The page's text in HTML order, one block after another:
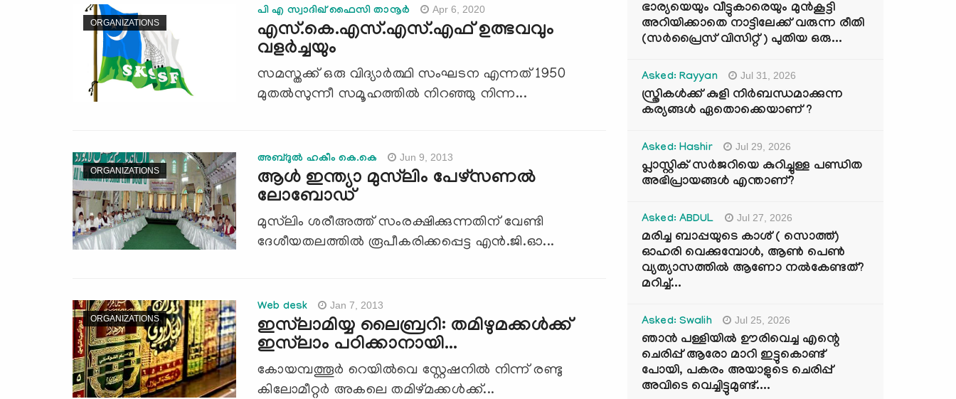
ORGANIZATIONS
പി എ സ്വാദിഖ് ഫൈസി താനൂര്‍ Apr 6, 2020
എസ്.കെ.എസ്.എസ്.എഫ് ഉത്ഭവവും
വളര്‍ച്ചയും
സമസ്തക്ക് ഒരു വിദ്യാര്‍ത്ഥി സംഘടന എന്നത് 1950
മുതല്‍സുന്നീ സമൂഹത്തില്‍ നിറഞ്ഞു നിന്ന...
ORGANIZATIONS
അബ്ദുല്‍ ഹകീം കെ.കെ Jun 9, 2013
ആള്‍ ഇന്ത്യാ മുസ്‌ലിം പേഴ്സണല്‍
ലോബോഡ്
മുസ്‌ലിം ശരീഅത്ത് സംരക്ഷിക്കുന്നതിന് വേണ്ടി
ദേശീയതലത്തില്‍ രൂപീകരിക്കപ്പെട്ട എന്‍.ജി.ഓ...
ORGANIZATIONS
Web desk Jan 7, 2013
ഇസ്‌ലാമിയ്യ ലൈബ്രറി: തമിഴുമക്കള്‍ക്ക്
ഇസ്‌ലാം പഠിക്കാനായി...
കോയമ്പത്തൂര്‍ റെയില്‍വെ സ്റ്റേഷനില്‍ നിന്ന് രണ്ടു
കിലോമീറ്റര്‍ ‍അകലെ തമിഴ്മക്കള്‍ക്ക്...
ഭാര്യയെയും വീട്ടുകാരെയും മുൻകൂട്ടി
അറിയിക്കാതെ നാട്ടിലേക്ക് വരുന്ന രീതി
(സർപ്രൈസ് വിസിറ്റ് ) പുതിയ ഒരു...
Asked: Rayyan Jul 31, 2026
സ്ത്രികൾക്ക് കുളി നിർബന്ധമാക്കുന്ന
കര്യങ്ങൾ ഏതൊക്കെയാണ് ?
Asked: Hashir Jul 29, 2026
പ്ലാസ്റ്റിക് സർജറിയെ കുറിച്ചുള്ള പണ്ഡിത
അഭിപ്രായങ്ങൾ എന്താണ്?
Asked: ABDUL Jul 27, 2026
മരിച്ച ബാപ്പയുടെ കാശ് ( സൊത്ത്)
ഓഹരി വെക്കുമ്പോൾ, ആണ്‍ പെണ്‍
വ്യത്യാസത്തില്‍ ആണോ നല്‍കേണ്ടത്?
മറിച്ച്...
Asked: Swalih Jul 25, 2026
ഞാൻ പള്ളിയിൽ ഊരിവെച്ച എന്റെ
ചെരിപ്പ് ആരോ മാറി ഇട്ടുകൊണ്ട്
പോയി, പകരം അയാളുടെ ചെരിപ്പ്
അവിടെ വെച്ചിട്ടുമുണ്ട്....